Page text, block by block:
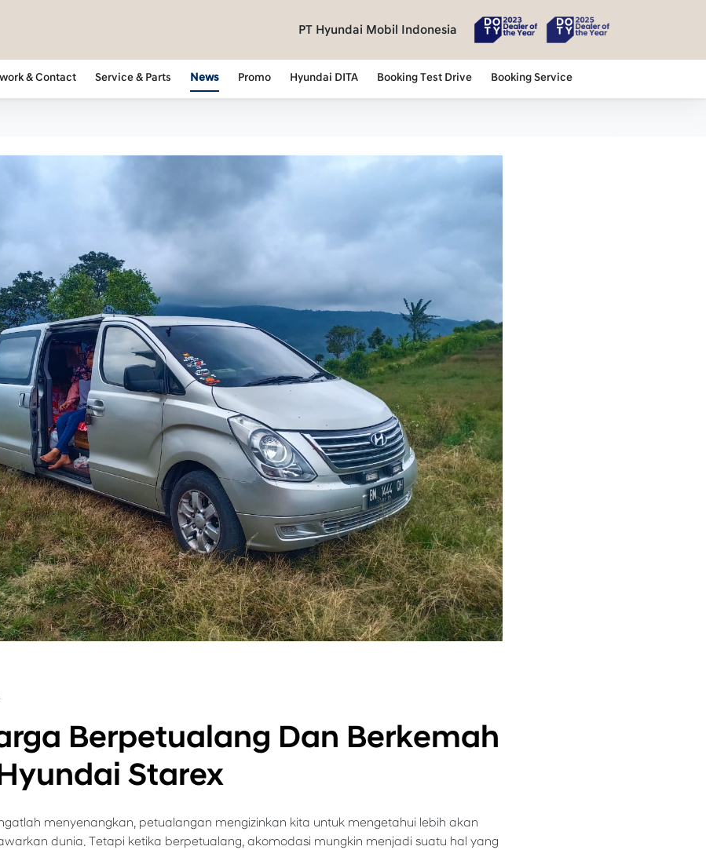
PT Hyundai Mobil Indonesia
& Contact Service & Parts News Promo Hyundai DITA Booking Test Drive Booking Service
Berpetualang Dan Berkemah
Starex
menyenangkan, petualangan mengizinkan kita untuk mengetahui lebih akan
dunia. Tetapi ketika berpetualang, akomodasi mungkin menjadi suatu hal yang